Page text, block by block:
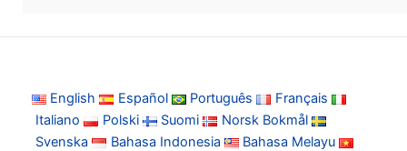
English Español Português
Français
Italiano
Polski Suomi
Norsk Bokmål
Svenska
Bahasa Indonesia
Bahasa Melayu